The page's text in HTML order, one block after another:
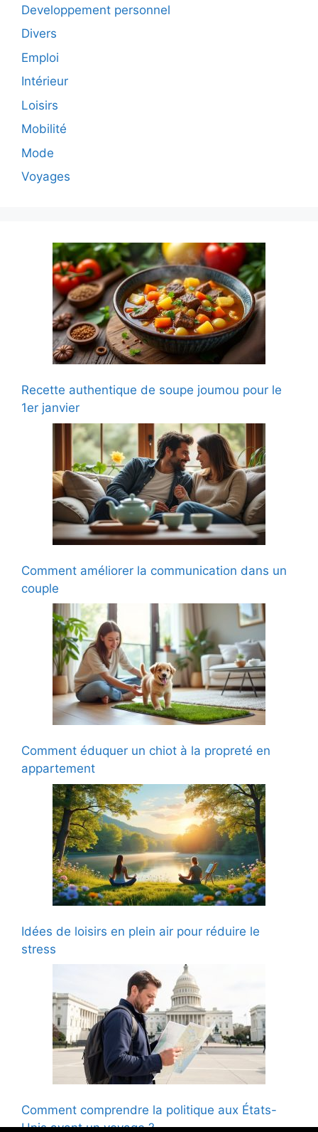
Developpement personnel
Divers
Emploi
Intérieur
Loisirs
Mobilité
Mode
Voyages
Recette authentique de soupe joumou pour le
1er janvier
Comment améliorer la communication dans un
couple
Comment éduquer un chiot à la propreté en
appartement
Idées de loisirs en plein air pour réduire le
stress
Comment comprendre la politique aux États-
Unis avant un voyage ?